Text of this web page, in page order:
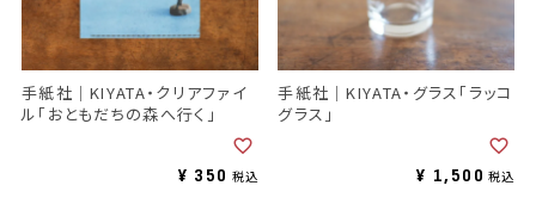
手紙社｜KIYATA・クリアファイ
ル「おともだちの森へ行く」
¥ 350 税込
手紙社｜KIYATA・グラス「ラッコ
グラス」
¥ 1,500 税込